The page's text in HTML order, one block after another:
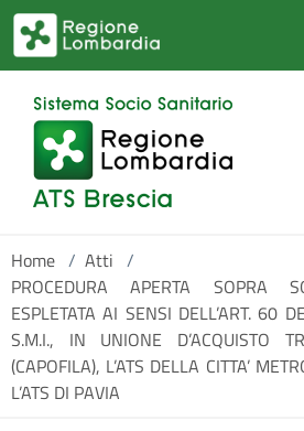
Salta al contenuto principale
Home / Atti /
PROCEDURA APERTA SOPRA
ESPLETATA AI SENSI DELL’ART. 60
S.M.I., IN UNIONE D’ACQUISTO
(CAPOFILA), L’ATS DELLA CITTA’
L’ATS DI PAVIA